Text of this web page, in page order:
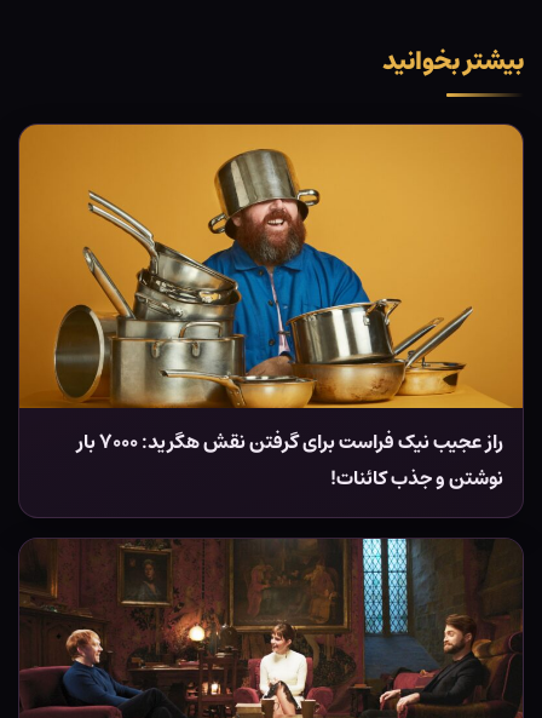
بیشتر بخوانید
راز عجیب نیک فراست برای گرفتن نقش هگرید: ۷۰۰۰ بار
نوشتن و جذب کائنات!